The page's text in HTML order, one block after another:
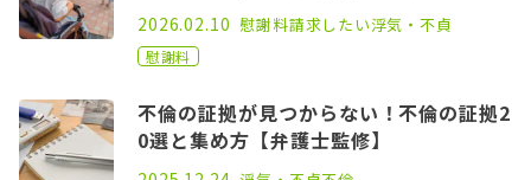
2022.05.06
2026.02.10 慰謝料請求したい浮気・不貞
慰謝料
不倫の証拠が見つからない！不倫の証拠2
0選と集め方【弁護士監修】
2021.02.17